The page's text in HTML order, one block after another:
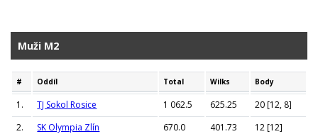
Muži M2
# Oddíl Total Wilks Body
1. TJ Sokol Rosice 1 062.5 625.25
20 [12, 8]
2.
SK Olympia Zlín 670.0 401.73
12 [12]